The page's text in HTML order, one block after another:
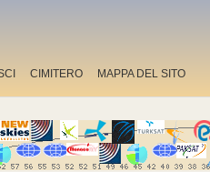
CIMITERO MAPPA DEL SITO